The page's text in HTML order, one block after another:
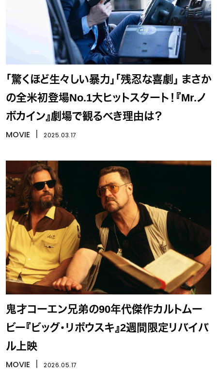
「驚くほど生々しい暴力」「残忍な喜劇」 まさか
の全米初登場No.1大ヒットスタート！『Mr.ノ
ボカイン』劇場で観るべき理由は？
MOVIE 2025.03.17
鬼才コーエン兄弟の90年代傑作カルトムー
ビー『ビッグ・リボウスキ』2週間限定リバイバ
ル上映
MOVIE 2026.05.17